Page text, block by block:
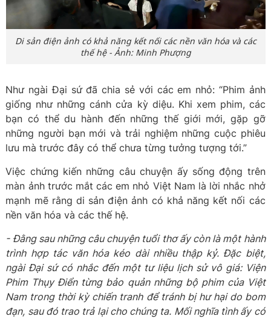
Di sản điện ảnh có khả năng kết nối các nền văn hóa và các
thế hệ - Ảnh: Minh Phượng
Như ngài Đại sứ đã chia sẻ với các em nhỏ: “Phim ảnh
giống như những cánh cửa kỳ diệu. Khi xem phim, các
bạn có thể du hành đến những thế giới mới, gặp gỡ
những người bạn mới và trải nghiệm những cuộc phiêu
lưu mà trước đây có thể chưa từng tưởng tượng tới.”
Việc chứng kiến những câu chuyện ấy sống động trên
màn ảnh trước mắt các em nhỏ Việt Nam là lời nhắc nhở
mạnh mẽ rằng di sản điện ảnh có khả năng kết nối các
nền văn hóa và các thế hệ.
- Đằng sau những câu chuyện tuổi thơ ấy còn là một hành
trình hợp tác văn hóa kéo dài nhiều thập kỷ. Đặc biệt,
ngài Đại sứ có nhắc đến một tư liệu lịch sử vô giá: Viện
Phim Thụy Điển từng bảo quản những bộ phim của Việt
Nam trong thời kỳ chiến tranh để tránh bị hư hại do bom
đạn, sau đó trao trả lại cho chúng ta. Mối nghĩa tình ấy có